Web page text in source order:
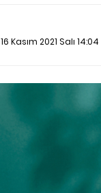
16 Kasım 2021 Salı 14:04